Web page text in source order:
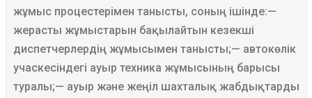
жұмыс процестерімен танысты, соның ішінде:—
жерасты жұмыстарын бақылайтын кезекші
диспетчерлердің жұмысымен танысты;— автокөлік
учаскесіндегі ауыр техника жұмысының барысы
туралы;— ауыр және жеңіл шахталық жабдықтарды